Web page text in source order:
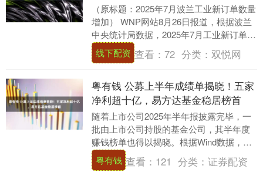
（原标题：2025年7月波兰工业新订单数量
增加） WNP网站8月26日报道，根据波兰
中央统计局数据，2025年7月工业新订单同
比增长2.5％，而上个月同比下降6....
线下配资 查看：72 分类： 双悦网
粤有钱 公募上半年成绩单揭晓！五家
净利超十亿，易方达基金稳居榜首
随着上市公司2025年半年报披露完毕，一
批由上市公司持股的基金公司，其半年度
赚钱榜单也得以揭晓。根据Wind数据，目
前已经公布了营收情况的公募基金公司共
有28家....
粤有钱 查看： 121 分类：证券配资